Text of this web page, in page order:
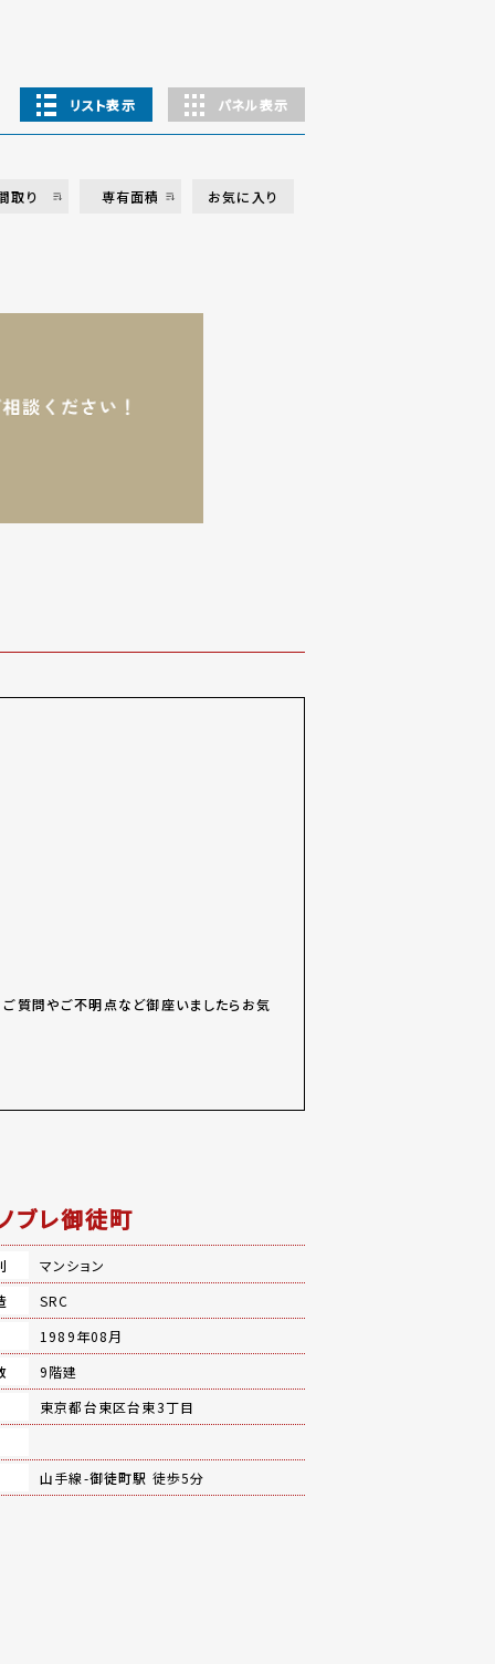
リスト表示 パネル表示
取り 専有面積 お気に入り
ご質問やご不明点など御座いましたらお気
ブレ御徒町
マンション
SRC
1989年08月
9階建
東京都台東区台東3丁目
山手線-御徒町駅 徒歩5分